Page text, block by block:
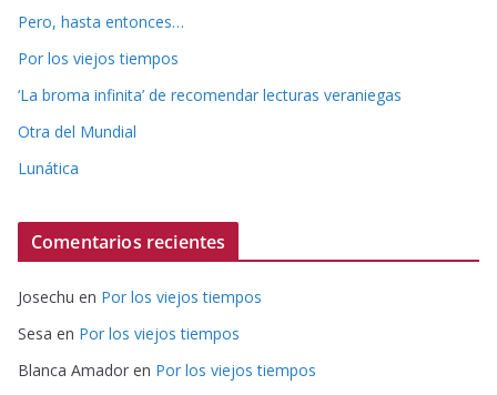
Pero, hasta entonces…
Por los viejos tiempos
‘La broma infinita’ de recomendar lecturas veraniegas
Otra del Mundial
Lunática
Comentarios recientes
Josechu en Por los viejos tiempos
Sesa en Por los viejos tiempos
Blanca Amador en Por los viejos tiempos